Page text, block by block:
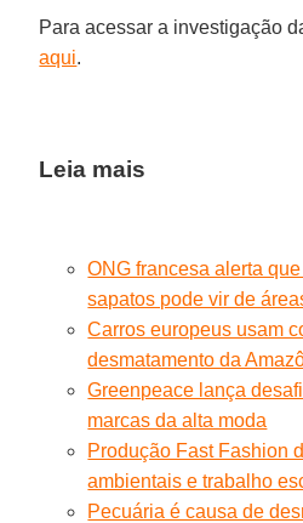
Para acessar a investigação
aqui.
Leia mais
ONG francesa alerta
sapatos pode vir de
Carros europeus usam
desmatamento da
Greenpeace lança
marcas da alta moda
Produção Fast Fashion
ambientais e trabalho
Pecuária é causa de